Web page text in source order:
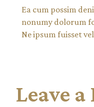
Ea cum possim
nonumy dolorum
Ne ipsum fuisset
Leave a